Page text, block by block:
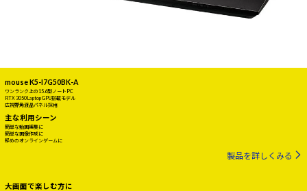
mouse K5-I7G50BK-A
ワンランク上の15.6型ノートPC
RTX 3050 Laptop GPU搭載モデル
広視野角液晶パネル採用
主な利用シーン
簡単な動画編集に
簡単な画像作成に
軽めのオンラインゲームに
製品を詳しくみる
大画面で楽しむ方に